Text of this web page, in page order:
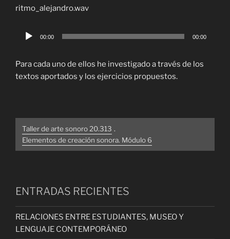
ritmo_alejandro.wav
Reproductor
00:00 00:00
Para cada uno de ellos he investigado a través de los
textos aportados y los ejercicios propuestos.
Taller de arte sonoro 20.313 .
Elementos de creación sonora. Módulo 6
ENTRADAS RECIENTES
RELACIONES ENTRE ESTUDIANTES, MUSEO Y
LENGUAJE CONTEMPORÁNEO